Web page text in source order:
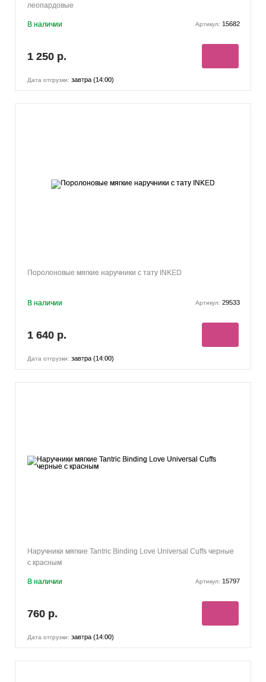
леопардовые
В наличии Артикул: 15682
1 250 р.
Дата отгрузки: завтра (14:00)
Поролоновые мягкие наручники с тату INKED
В наличии Артикул: 29533
1 640 р.
Дата отгрузки: завтра (14:00)
Наручники мягкие Tantric Binding Love Universal Cuffs черные
с красным
В наличии Артикул: 15797
760 р.
Дата отгрузки: завтра (14:00)